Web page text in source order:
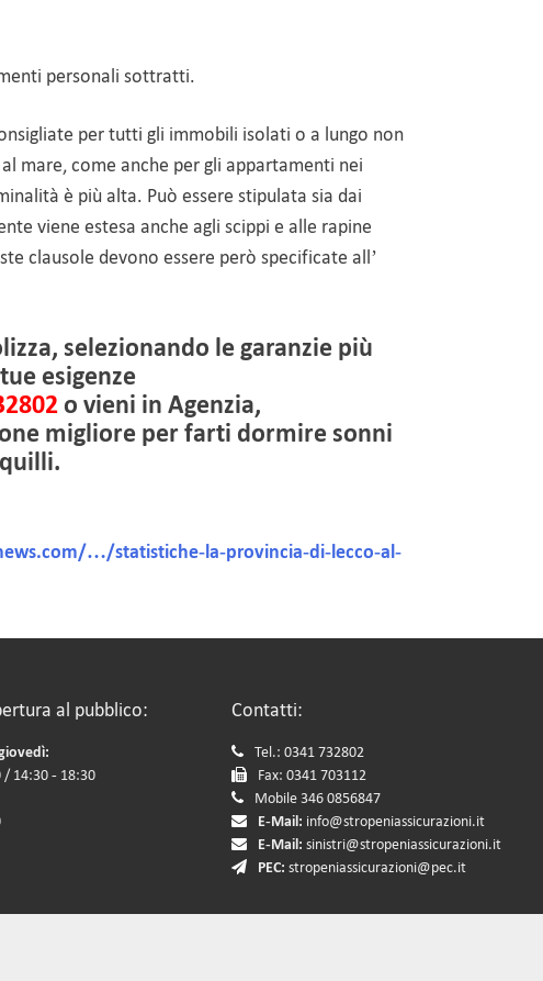
personali sottratti.
per tutti gli immobili isolati o a lungo non
mare, come anche per gli appartamenti nei
è più alta. Può essere stipulata sia dai
viene estesa anche agli scippi e alle rapine
clausole devono essere però specificate all’
selezionando le garanzie più
esigenze
o vieni in Agenzia,
migliore per farti dormire sonni
…/statistiche-la-provincia-di-lecco-al-
al pubblico:
/ 14:30 - 18:30
Contatti:
Tel.: 0341 732802
Fax: 0341 703112
Mobile 346 0856847
E-Mail: info@stropeniassicurazioni.it
E-Mail: sinistri@stropeniassicurazioni.it
PEC: stropeniassicurazioni@pec.it